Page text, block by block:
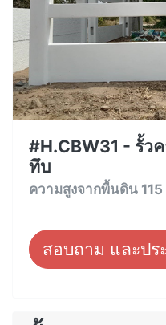
#H.CBW31 - รั้ว
ทึบ
ความสูงจากพื้นดิน
สอบถาม และปร